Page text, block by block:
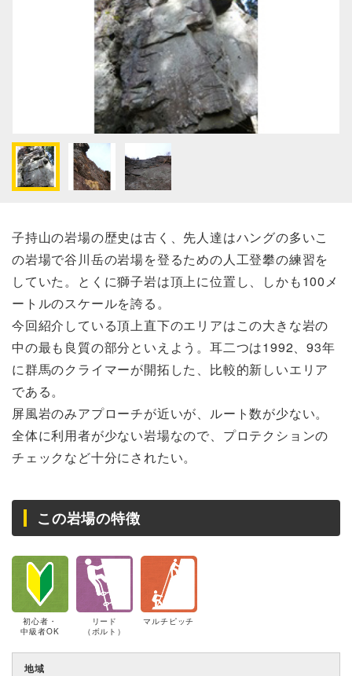
子持山の岩場の歴史は古く、先人達はハングの多いこ
の岩場で谷川岳の岩場を登るための人工登攀の練習を
していた。とくに獅子岩は頂上に位置し、しかも100メ
ートルのスケールを誇る。
今回紹介している頂上直下のエリアはこの大きな岩の
中の最も良質の部分といえよう。耳二つは1992、93年
に群馬のクライマーが開拓した、比較的新しいエリア
である。
屏風岩のみアプローチが近いが、ルート数が少ない。
全体に利用者が少ない岩場なので、プロテクションの
チェックなど十分にされたい。
この岩場の特徴
初心者・
中級者OK
リード
（ボルト）
マルチピッチ
地域